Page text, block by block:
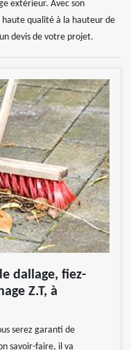
extérieur. Avec son
qualité à la hauteur de
devis de votre projet.
dallage, fiez-
Z.T, à
serez garanti de
savoir-faire, il va